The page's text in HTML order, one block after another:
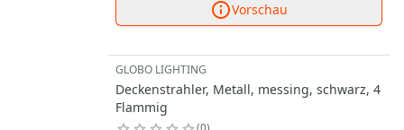
Vorschau
GLOBO LIGHTING
Deckenstrahler, Metall, messing, schwarz, 4
Flammig